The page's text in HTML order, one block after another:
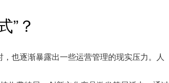
”？
也逐渐暴露出一些运营管理的现实压力。人